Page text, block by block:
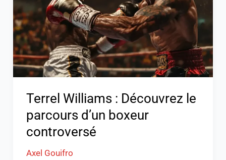
Terrel Williams : Découvrez le
parcours d’un boxeur
controversé
Axel Gouifro
le
parcours
d’un
boxeur
controversé